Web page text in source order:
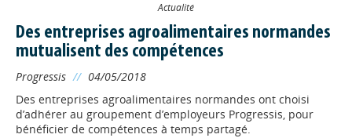
Actualité
Des entreprises agroalimentaires normandes
mutualisent des compétences
Progressis // 04/05/2018
Des entreprises agroalimentaires normandes ont choisi
d’adhérer au groupement d’employeurs Progressis, pour
bénéficier de compétences à temps partagé.